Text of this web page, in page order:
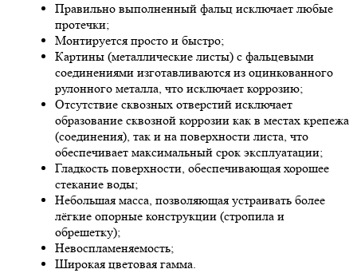
Правильно выполненный фальц исключает любые
протечки;
Монтируется просто и быстро;
Картины (металлические листы) с фальцевыми
соединениями изготавливаются из оцинкованного
рулонного металла, что исключает коррозию;
Отсутствие сквозных отверстий исключает
образование сквозной коррозии как в местах крепежа
(соединения), так и на поверхности листа, что
обеспечивает максимальный срок эксплуатации;
Гладкость поверхности, обеспечивающая хорошее
стекание воды;
Небольшая масса, позволяющая устраивать более
лёгкие опорные конструкции (стропила и
обрешетку);
Невоспламеняемость;
Широкая цветовая гамма.